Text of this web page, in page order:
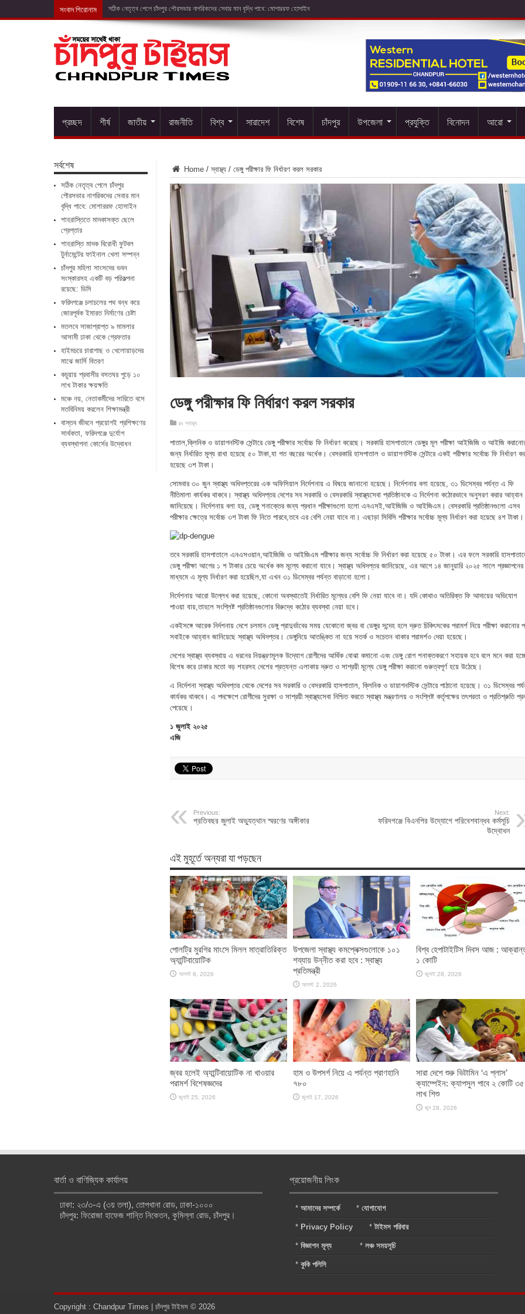
সংবাদ শিরোনাম শাহরাস্তিতে মাদ
প্রচ্ছদ শীর্ষ জাতীয় রাজনীতি বিশ্ব সারাদেশ বিশেষ চাঁদপুর উপজেলা প্রযুক্তি বিনোদন আরো
Home / স্বাস্থ্য / ডেঙ্গু পরীক্ষার ফি নির্ধারণ করল সরকার
ডেঙ্গু পরীক্ষার ফি নির্ধারণ করল সরকার
in স্বাস্থ্য
পাতাল,ক্লিনিক ও ডায়াগনস্টিক সেন্টারে ডেঙ্গু পরীক্ষার সর্বোচ্চ ফি নির্ধারণ করেছে। সরকারি হাসপাতালে ডেঙ্গুর মূল পরীক্ষা আইজিজি ও আইজি
জন্য নির্ধারিত মূল্য রাখা হয়েছে ৫০ টাকা,যা গত বছরের অর্ধেক। বেসরকারি হাসপাতাল ও ডায়াগণস্টিক সেন্টারে একই পরীক্ষার সর্বোচ্চ ফি নির্ধারণ
হয়েছে ৩শ টাকা।
সোমবার ৩০ জুন স্বাস্থ্য অধিদপ্তরের এক অফিসিয়াল নির্দেশনায় এ বিষয়ে জানানো হয়েছে। নির্দেশনায় বলা হয়েছে, ৩১ ডিসেম্বর পর্যন্ত এ ফি
নীতিমালা কার্যকর থাকবে। স্বাস্থ্য অধিদপ্তর দেশের সব সরকারি ও বেসরকারি স্বাস্থ্যসেবা প্রতিষ্ঠানকে এ নির্দেশনা কঠোরভাবে অনুসরণ করার আহ্বান
জানিয়েছে। নির্দেশনায় বলা হয়, ডেঙ্গু শনাক্তের জন্য প্রধান পরীক্ষাগুলো হলো এনএসই,আইজিজি ও আইজিএম। বেসরকারি প্রতিষ্ঠানগুলো এসব
পরীক্ষার ক্ষেত্রে সর্বোচ্চ ৩শ টাকা ফি নিতে পারবে,তবে এর বেশি নেয়া যাবে না। এছাড়া সিবিসি পরীক্ষার সর্বোচ্চ মূল্য নির্ধারণ করা হয়েছে ৪শ টাকা।
তবে সরকারি হাসপাতালে এনএসওয়ান,আইজিজি ও আইজিএম পরীক্ষার জন্য সর্বোচ্চ ফি নির্ধারণ করা হয়েছে ৫০ টাকা। এর ফলে সরকারি
ডেঙ্গু পরীক্ষা আগের ১ শ টাকার চেয়ে অর্ধেক কম মূল্যে করানো যাবে। স্বাস্থ্য অধিদপ্তর জানিয়েছে, এর আগে ১৪ জানুয়ারি ২০২৫ সালে প্রজ্ঞাপনের
মাধ্যমে এ মূল্য নির্ধারণ করা হয়েছিল,যা এখন ৩১ ডিসেম্বর পর্যন্ত বাড়ানো হলো।
নির্দেশনায় আরো উল্লেখ করা হয়েছে, কোনো অবস্থাতেই নির্ধারিত মূল্যের বেশি ফি নেয়া যাবে না। যদি কোথাও অতিরিক্ত ফি আদায়ের অভিযোগ
পাওয়া যায়,তাহলে সংশ্লিষ্ট প্রতিষ্ঠানগুলোর বিরুদ্ধে কঠোর ব্যবস্থা নেয়া হবে।
একইসঙ্গে আরেক নির্দশনায় দেশে চলমান ডেঙ্গু প্রাদুর্ভাবের সময় যেকোনো জ্বর বা ডেঙ্গুর সন্দেহ হলে দ্রুত চিকিৎসকের পরামর্শ নিয়ে পরীক্ষা করানোর
সবাইকে আহ্বান জানিয়েছে স্বাস্থ্য অধিদপ্তর। ডেঙ্গুনিয়ে আতঙ্কিত না হয়ে সতর্ক ও সচেতন থাকার পরামর্শও দেয়া হয়েছে।
দেশের স্বাস্থ্য ব্যবস্থায় এ ধরনের নিয়ন্ত্রণমূলক উদ্যোগ রোগীদের আর্থিক বোঝা কমানো এবং ডেঙ্গু রোগ শনাক্তকরণে সহায়ক হবে বলে মনে করা
বিশেষ করে ঢাকার মতো বড় শহরসহ দেশের প্রত্যন্ত এলাকায় দ্রুত ও সাশ্রয়ী মূল্যে ডেঙ্গু পরীক্ষা করানো গুরুত্বপূর্ণ হয়ে উঠেছে।
এ নির্দেশনা স্বাস্থ্য অধিদপ্তর থেকে দেশের সব সরকারি ও বেসরকারি হাসপাতাল, ক্লিনিক ও ডায়াগনস্টিক সেন্টারে পাঠানো হয়েছে। ৩১ ডিসেম্বর
কার্যকর থাকবে। এ পদক্ষেপে রোগীদের সুরক্ষা ও সাশ্রয়ী স্বাস্থ্যসেবা নিশ্চিত করতে স্বাস্থ্য মন্ত্রণালয় ও সংশ্লিষ্ট কর্তৃপক্ষের তৎপরতা ও প্রতিশ্রুতি
পেয়েছে।
১ জুলাই ২০২৫
এজি
Previous:
প্রতিবছর জুলাই অভ্যুত্থান স্মরণের অঙ্গীকার
Next:
ফরিদগঞ্জে বিএনপির উদ্যোগে পরিবেশবান্ধব কর্মসূচি
উদ্বোধন
এই মুহূর্তে অন্যরা যা পড়ছেন
পোলট্রি মুরগির মাংসে মিলল মাত্রাতিরিক্ত
অ্যান্টিবায়োটিক
আগস্ট 6, 2026
উপজেলা স্বাস্থ্য কমপ্লেক্সগুলোকে ১০১
শয্যায় উন্নীত করা হবে : স্বাস্থ্য
প্রতিমন্ত্রী
আগস্ট 2, 2026
বিশ্ব হেপাটাইটিস দিবস আজ :
১ কোটি
জুলাই 28, 2026
জ্বর হলেই অ্যান্টিবায়োটিক না খাওয়ার
পরামর্শ বিশেষজ্ঞদের
জুলাই 25, 2026
হাম ও উপসর্গ নিয়ে এ পর্যন্ত প্রাণহানি
৭৮০
জুলাই 17, 2026
সারা দেশে শুরু ভিটামিন ‘এ প্লাস’
ক্যাম্পেইন: ক্যাপসুল পাবে ২ কোটি ৩৫
লাখ শিশু
জুন 28, 2026
সর্বশেষ
সঠিক নেতৃত্ব পেলে চাঁদপুর
পৌরসভার নাগরিকদের সেবার মান
বৃদ্ধি পাবে: মোশাররফ হোসাইন
শাহরাস্তিতে মাদকাসক্ত ছেলে
গ্রেপ্তার
শাহরাস্তি মাদক বিরোধী ফুটবল
টুর্নামেন্টের ফাইনাল খেলা সম্পন্ন
চাঁদপুর মহিলা সাংসদের ভবন
সংস্কারসহ একটি বড় পরিকল্পনা
রয়েছে: ডিসি
ফরিদগঞ্জে চলাচলের পথ বন্ধ করে
জোরপূর্বক ইমারত নির্মাণের চেষ্টা
মতলবে সাজাপ্রাপ্ত ৯ মামলার
আসামী ঢাকা থেকে গ্রেফতার
হাইমচরে চারাগাছ ও খেলোয়াড়দের
মাঝে জার্সি বিতরণ
কচুয়ায় প্রবাসীর বসতঘর পুড়ে ১০
লাখ টাকার ক্ষয়ক্ষতি
মঞ্চে নয়, নেতাকর্মীদের সারিতে বসে
মতবিনিময় করলেন শিক্ষামন্ত্রী
​বাস্তব জীবনে প্রয়োগই প্রশিক্ষণের
সার্থকতা, ফরিদগঞ্জে দুর্যোগ
ব্যবস্থাপনা কোর্সের উদ্বোধন
বার্তা ও বাণিজ্যিক কার্যালয়
ঢাকা: ২৩/৩-এ (৩য় তলা), তোপখানা রোড, ঢাকা-১০০০
চাঁদপুর: ফিরোজা হাফেজ শান্তি নিকেতন, কুমিল্লা রোড, চাঁদপুর।
প্রয়োজনীয় লিংক
*আমাদের সম্পর্কে *যোগাযোগ
* Privacy Policy *টাইমস পরিবার
*বিজ্ঞাপন মূল্য *লঞ্চ সময়সূচি
*কুকি পলিসি
Copyright : Chandpur Times | চাঁদপুর টাইমস © 2026